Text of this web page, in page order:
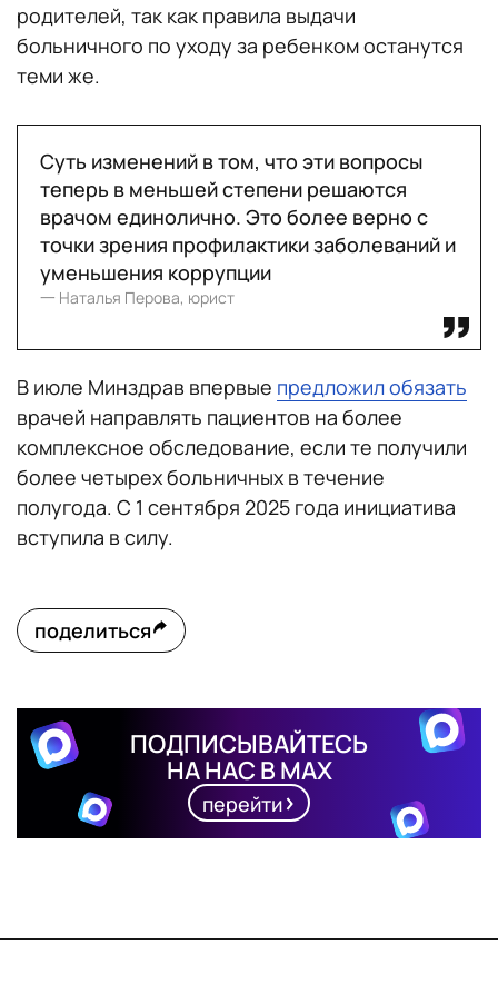
родителей, так как правила выдачи
больничного по уходу за ребенком останутся
теми же.
Суть изменений в том, что эти вопросы
теперь в меньшей степени решаются
врачом единолично. Это более верно с
точки зрения профилактики заболеваний и
уменьшения коррупции
一 Наталья Перова, юрист
В июле Минздрав впервые предложил обязать
врачей направлять пациентов на более
комплексное обследование, если те получили
более четырех больничных в течение
полугода. С 1 сентября 2025 года инициатива
вступила в силу.
поделиться
ПОДПИСЫВАЙТЕСЬ
НА НАС В MAX
перейти